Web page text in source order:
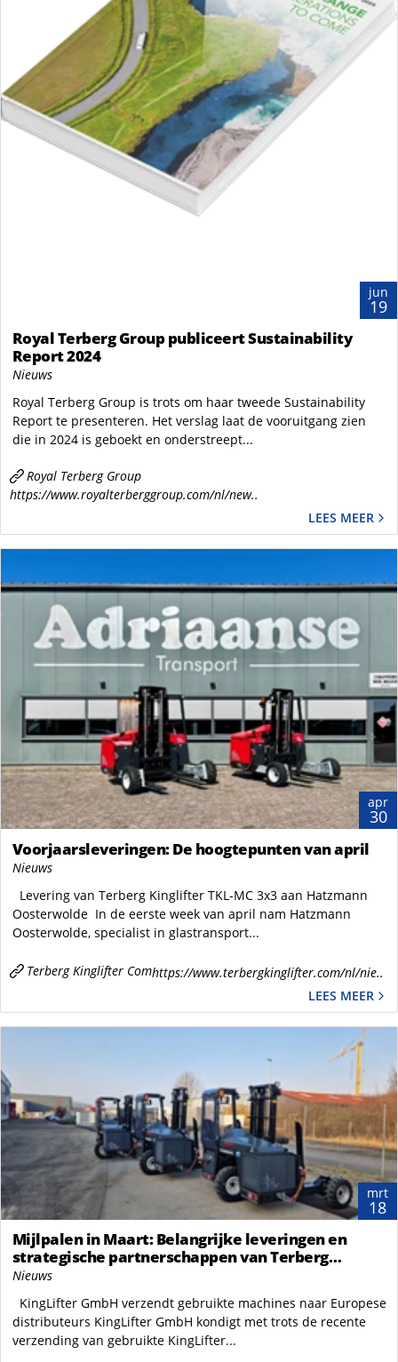
jun
19
Royal Terberg Group publiceert Sustainability
Report 2024
Nieuws
Royal Terberg Group is trots om haar tweede Sustainability
Report te presenteren. Het verslag laat de vooruitgang zien
die in 2024 is geboekt en onderstreept...
Royal Terberg Group
https://www.royalterberggroup.com/nl/new..
LEES MEER
apr
30
Voorjaarsleveringen: De hoogtepunten van april
Nieuws
Levering van Terberg Kinglifter TKL-MC 3x3 aan Hatzmann
Oosterwolde In de eerste week van april nam Hatzmann
Oosterwolde, specialist in glastransport...
Terberg Kinglifter Comhttps://www.terbergkinglifter.com/nl/nie..
LEES MEER
mrt
18
Mijlpalen in Maart: Belangrijke leveringen en
strategische partnerschappen van Terberg
Kinglifter
Nieuws
KingLifter GmbH verzendt gebruikte machines naar Europese
distributeurs KingLifter GmbH kondigt met trots de recente
verzending van gebruikte KingLifter...